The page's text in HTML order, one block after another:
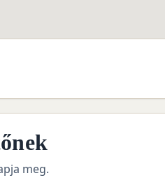
meg.